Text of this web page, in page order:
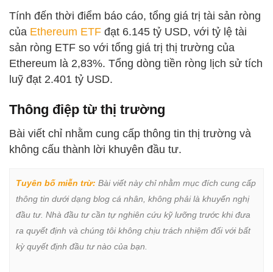
Tính đến thời điểm báo cáo, tổng giá trị tài sản ròng
của Ethereum ETF đạt 6.145 tỷ USD, với tỷ lệ tài
sản ròng ETF so với tổng giá trị thị trường của
Ethereum là 2,83%. Tổng dòng tiền ròng lịch sử tích
luỹ đạt 2.401 tỷ USD.
Thông điệp từ thị trường
Bài viết chỉ nhằm cung cấp thông tin thị trường và
không cấu thành lời khuyên đầu tư.
Tuyên bố miễn trừ: Bài viết này chỉ nhằm mục đích cung cấp
thông tin dưới dạng blog cá nhân, không phải là khuyến nghị
đầu tư. Nhà đầu tư cần tự nghiên cứu kỹ lưỡng trước khi đưa
ra quyết định và chúng tôi không chịu trách nhiệm đối với bất
kỳ quyết định đầu tư nào của bạn.